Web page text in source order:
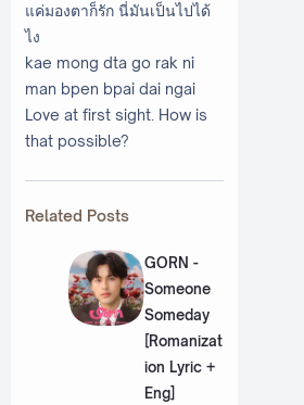
แค่มองตาก็รัก นี่มันเป็นไปได้
ไง
kae mong dta go rak ni
man bpen bpai dai ngai
Love at first sight. How is
that possible?
Related Posts
GORN -
Someone
Someday
[Romanizat
ion Lyric +
Eng]